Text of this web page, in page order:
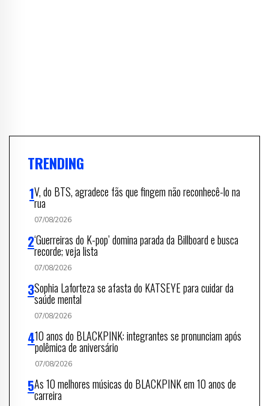
TRENDING
V, do BTS, agradece fãs que fingem não reconhecê-lo na
rua
07/08/2026
‘Guerreiras do K-pop’ domina parada da Billboard e busca
recorde; veja lista
07/08/2026
Sophia Laforteza se afasta do KATSEYE para cuidar da
saúde mental
07/08/2026
10 anos do BLACKPINK: integrantes se pronunciam após
polêmica de aniversário
07/08/2026
As 10 melhores músicas do BLACKPINK em 10 anos de
carreira